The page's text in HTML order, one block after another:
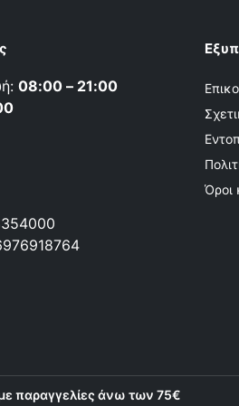
08:00 – 21:00
Όροι
παραγγελίες άνω των 75€